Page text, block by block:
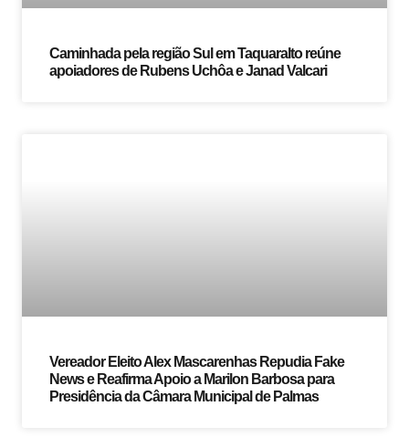
Caminhada pela região Sul em Taquaralto reúne
apoiadores de Rubens Uchôa e Janad Valcari
Vereador Eleito Alex Mascarenhas Repudia Fake
News e Reafirma Apoio a Marilon Barbosa para
Presidência da Câmara Municipal de Palmas